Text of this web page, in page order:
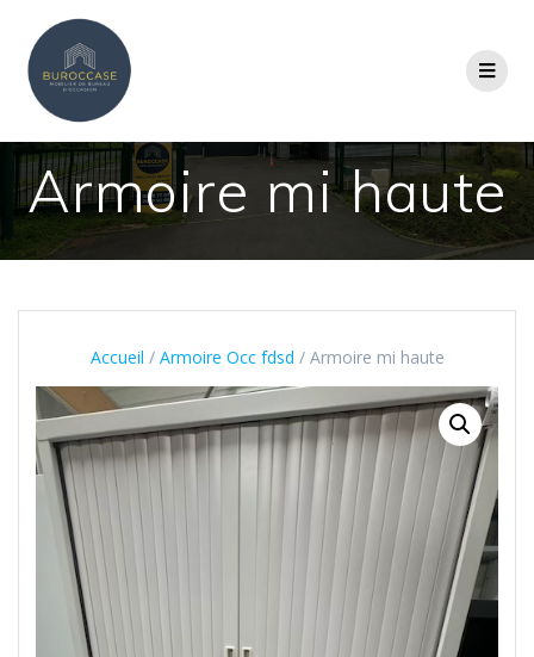
Armoire mi haute
Accueil / Armoire Occ fdsd / Armoire mi haute